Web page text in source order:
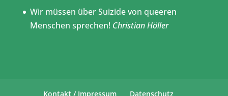
Wir müssen über Suizide von queeren
Menschen sprechen! Christian Höller
Kontakt / Impressum Datenschutz